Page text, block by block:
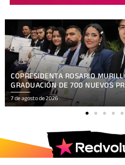
COPRESIDENTA ROSARIO
GRADUACIÓN DE 700 NUEVOS
PRESIDENTE
7 de agosto de 2026